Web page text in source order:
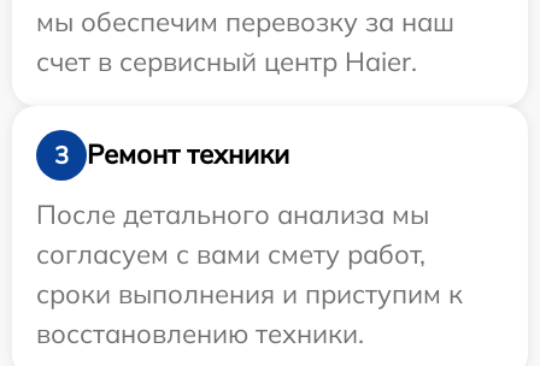
мы обеспечим перевозку за наш
счет в сервисный центр Haier.
3
Ремонт техники
После детального анализа мы
согласуем с вами смету работ,
сроки выполнения и приступим к
восстановлению техники.